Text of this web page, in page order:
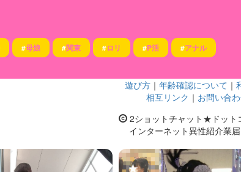
#母娘 #関東 #ロリ #P活 #アナル
遊び方 ｜ 年齢確認について ｜
相互リンク ｜ お問い合
2ショットチャット★ドット
インターネット異性紹介業